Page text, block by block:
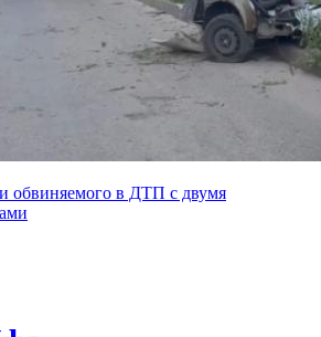
обвиняемого в ДТП с двумя